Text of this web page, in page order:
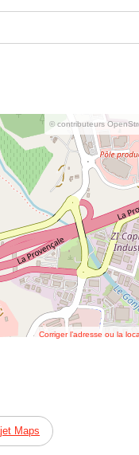
© contributeurs
Corriger l’adresse ou la
Maps